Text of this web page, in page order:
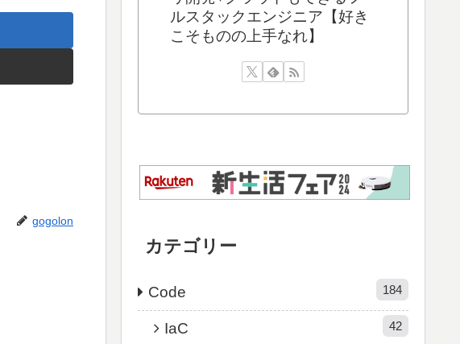
gogolon
ルスタックエンジニア【好き
こそものの上手なれ】
カテゴリー
Code 184
IaC 42